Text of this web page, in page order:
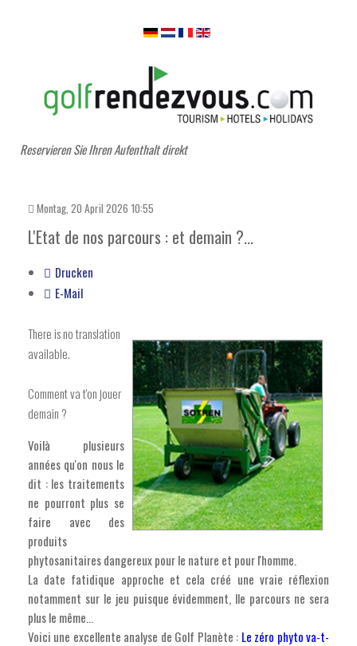
Reservieren Sie Ihren Aufenthalt direkt
Montag, 20 April 2026 10:55
L'Etat de nos parcours : et demain ?...
Drucken
E-Mail
There is no translation
available.
Comment va t'on jouer
demain ?
Voilà plusieurs
années qu'on nous le
dit : les traitements
ne pourront plus se
faire avec des
produits
phytosanitaires dangereux pour le nature et pour l'homme.
La date fatidique approche et cela créé une vraie réflexion
notamment sur le jeu puisque évidemment, lle parcours ne sera
plus le même...
Voici une excellente analyse de Golf Planète : Le zéro phyto va-t-